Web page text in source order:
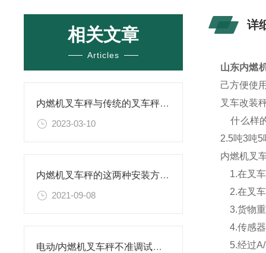
相关文章
Articles
内燃机叉车秤与传统的叉车秤相比具有哪些优势？
2023-03-10
内燃机叉车秤的这两种安装方式你都会吗？
2021-09-08
电动/内燃机叉车秤不准调试方法
详
山东内燃
己方便使
叉车改装
什么样
2.5吨3吨
内燃机叉
1.在叉车
2.在叉车
3.货物重
4.传感器
5.经过A/